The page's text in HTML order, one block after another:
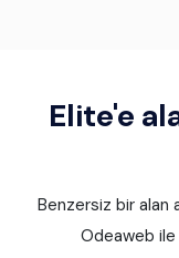
Elite'e
Benzersiz bir alan
Odeaweb